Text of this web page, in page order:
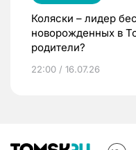
Коляски – лидер
новорожденных в
родители?
22:00 / 16.07.26